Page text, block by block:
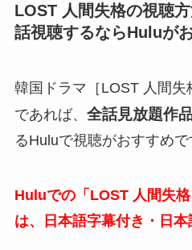
LOST 人間失格の視聴
話視聴するならHuluが
韓国ドラマ［LOST 人間
であれば、 全話見放題作
るHuluで視聴がおすすめで
Huluでの「LOST 人間失
は、日本語字幕付き・日本